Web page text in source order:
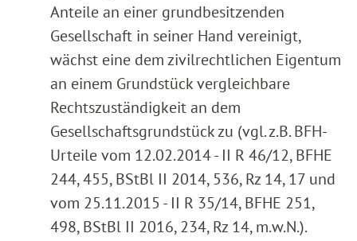
Anteile an einer grundbesitzenden
Gesellschaft in seiner Hand vereinigt,
wächst eine dem zivilrechtlichen Eigentum
an einem Grundstück vergleichbare
Rechtszuständigkeit an dem
Gesellschaftsgrundstück zu (vgl. z.B. BFH-
Urteile vom 12.02.2014 - II R 46/12, BFHE
244, 455, BStBl II 2014, 536, Rz 14, 17 und
vom 25.11.2015 - II R 35/14, BFHE 251,
498, BStBl II 2016, 234, Rz 14, m.w.N.).